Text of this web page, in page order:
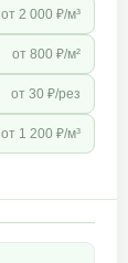
от 2 000 ₽/м³
от 800 ₽/м²
от 30 ₽/рез
от 1 200 ₽/м³